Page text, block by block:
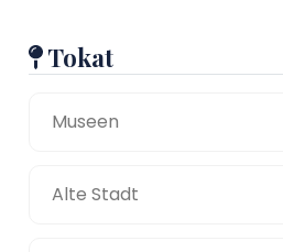
Tokat
Museen
Alte Stadt